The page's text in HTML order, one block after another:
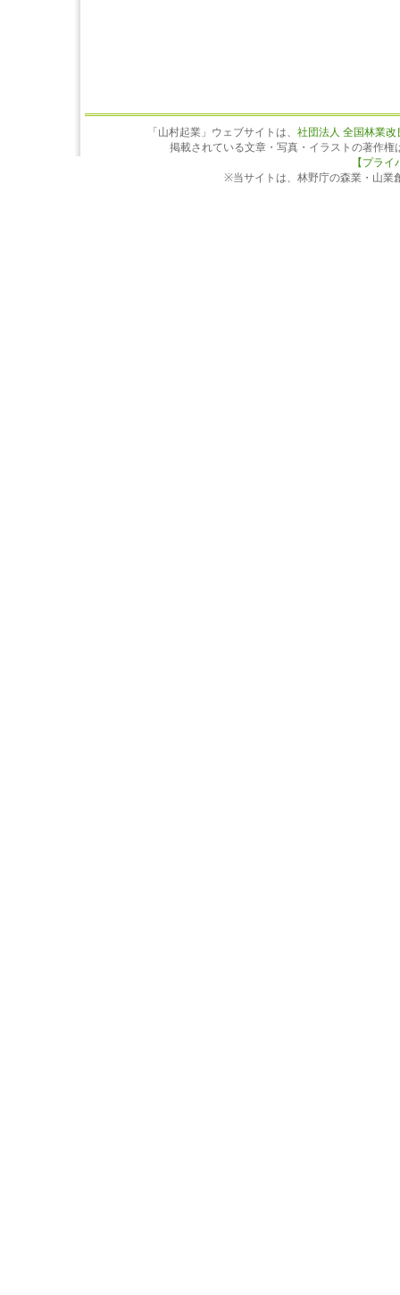
「山村起業」ウェブサイトは、 社団法人 全国林業
掲載されている文章・写真・イラストの著作
【プラ
※当サイトは、林野庁の森業・山業